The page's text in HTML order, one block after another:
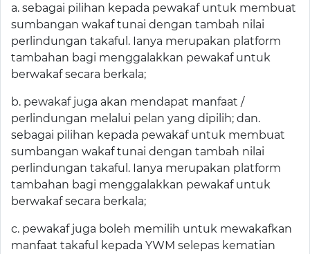
a. sebagai pilihan kepada pewakaf untuk membuat
sumbangan wakaf tunai dengan tambah nilai
perlindungan takaful. Ianya merupakan platform
tambahan bagi menggalakkan pewakaf untuk
berwakaf secara berkala;
b. pewakaf juga akan mendapat manfaat /
perlindungan melalui pelan yang dipilih; dan.
sebagai pilihan kepada pewakaf untuk membuat
sumbangan wakaf tunai dengan tambah nilai
perlindungan takaful. Ianya merupakan platform
tambahan bagi menggalakkan pewakaf untuk
berwakaf secara berkala;
c. pewakaf juga boleh memilih untuk mewakafkan
manfaat takaful kepada YWM selepas kematian